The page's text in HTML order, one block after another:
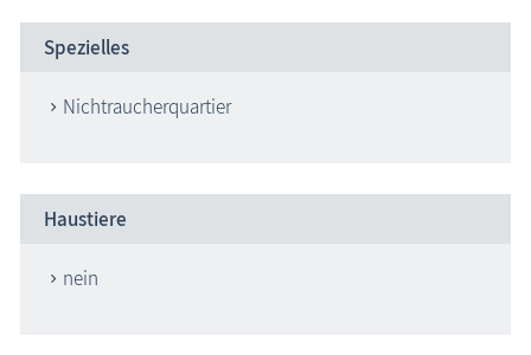
Spezielles
Nichtraucherquartier
Haustiere
nein